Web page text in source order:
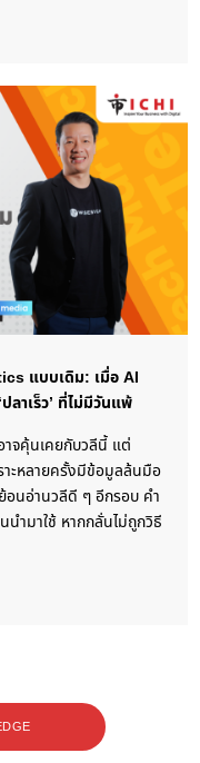
แบบเดิม: เมื่อ AI
ลาเร็ว’ ที่ไม่มีวันแพ้
าจคุ้นเคยกับวลีนี้ แต่
ะหลายครั้งมีข้อมูลล้นมือ
อนอ่านวลีดี ๆ อีกรอบ คำ
นำมาใช้ หากกลั่นไม่ถูกวิธี